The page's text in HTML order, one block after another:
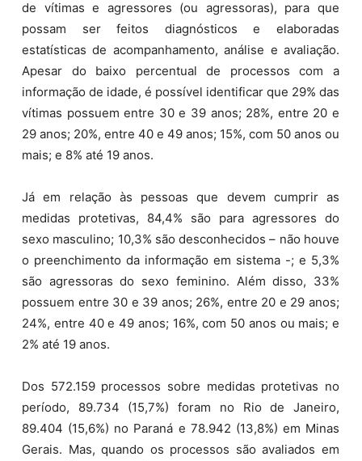
de vítimas e agressores (ou agressoras), para que
possam ser feitos diagnósticos e elaboradas
estatísticas de acompanhamento, análise e avaliação.
Apesar do baixo percentual de processos com a
informação de idade, é possível identificar que 29% das
vítimas possuem entre 30 e 39 anos; 28%, entre 20 e
29 anos; 20%, entre 40 e 49 anos; 15%, com 50 anos ou
mais; e 8% até 19 anos.
Já em relação às pessoas que devem cumprir as
medidas protetivas, 84,4% são para agressores do
sexo masculino; 10,3% são desconhecidos – não houve
o preenchimento da informação em sistema -; e 5,3%
são agressoras do sexo feminino. Além disso, 33%
possuem entre 30 e 39 anos; 26%, entre 20 e 29 anos;
24%, entre 40 e 49 anos; 16%, com 50 anos ou mais; e
2% até 19 anos.
Dos 572.159 processos sobre medidas protetivas no
período, 89.734 (15,7%) foram no Rio de Janeiro,
89.404 (15,6%) no Paraná e 78.942 (13,8%) em Minas
Gerais. Mas, quando os processos são avaliados em